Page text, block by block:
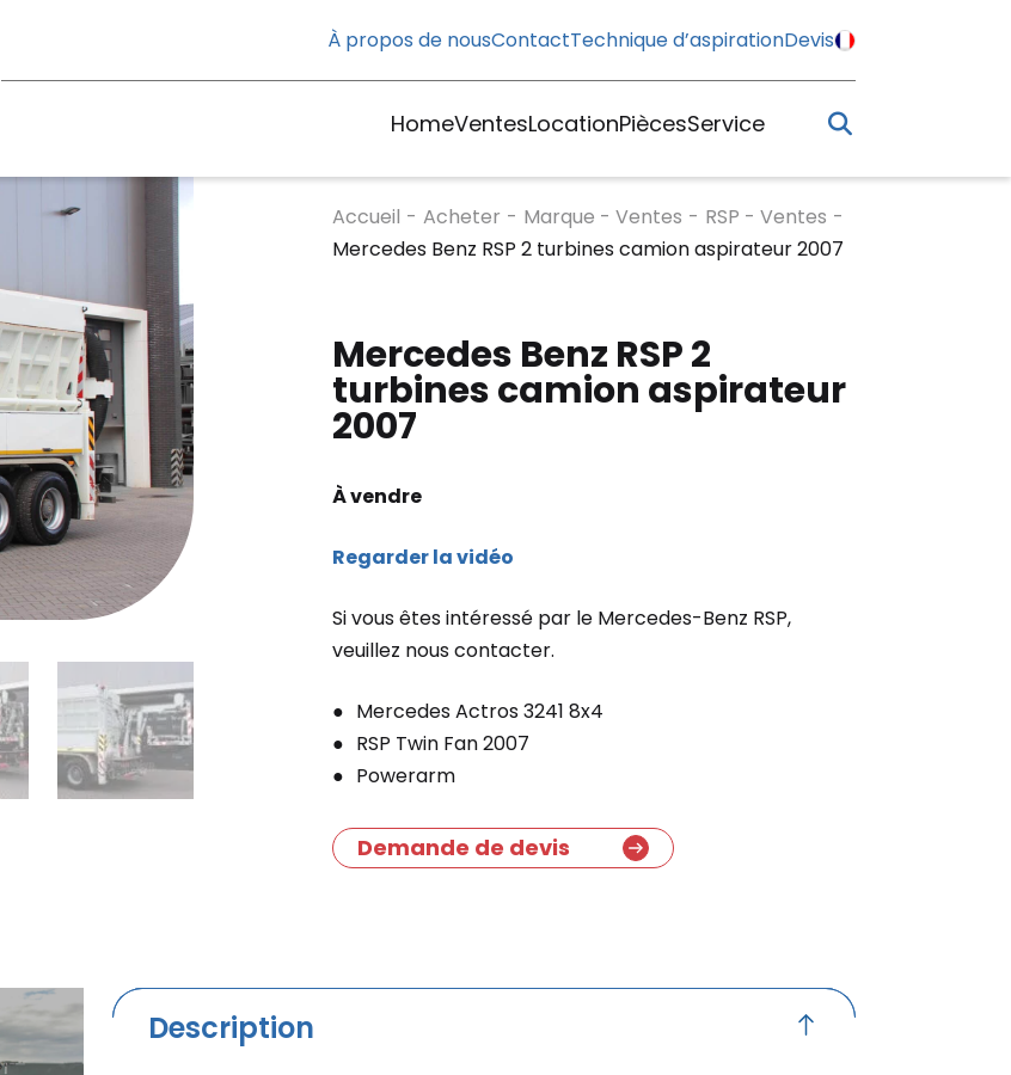
À propos de nousContactTechnique d’aspirationDevis
HomeVentesLocationPiècesService
Accueil - Acheter - Marque - Ventes - RSP - Ventes -
Mercedes Benz RSP 2 turbines camion aspirateur 2007
Mercedes Benz RSP 2
turbines camion aspirateur
2007
À vendre
Regarder la vidéo
Si vous êtes intéressé par le Mercedes-Benz RSP,
veuillez nous contacter.
Mercedes Actros 3241 8x4
RSP Twin Fan 2007
Powerarm
Demande de devis
Description